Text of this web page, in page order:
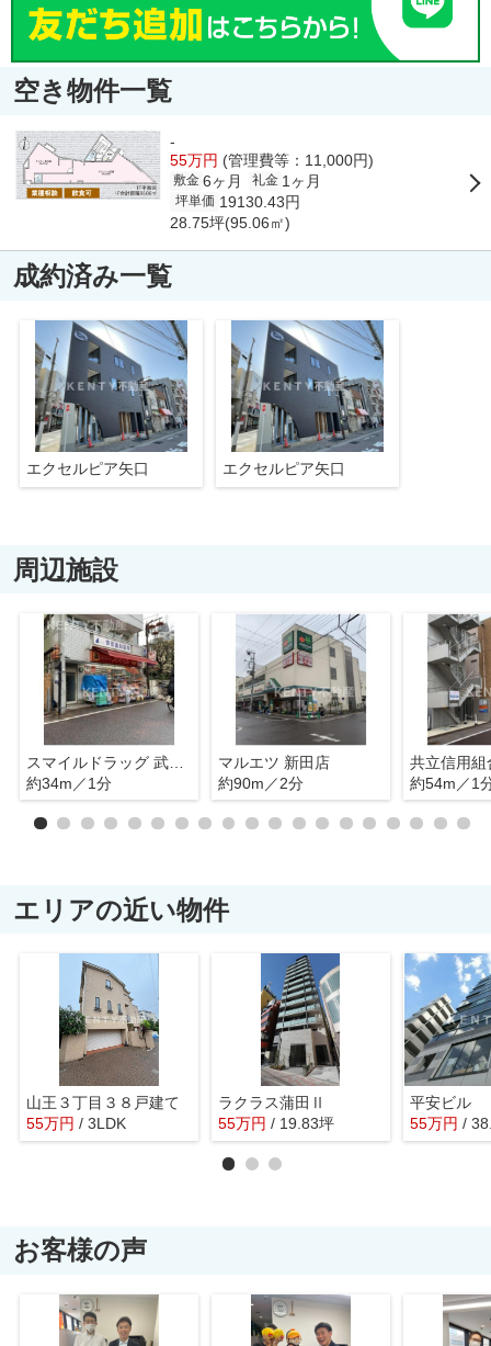
空き物件一覧
-
55万円 (管理費等：11,000円)
敷金 6ヶ月 礼金 1ヶ月
坪単価 19130.43円
28.75坪(95.06㎡)
成約済み一覧
エクセルピア矢口 エクセルピア矢口
周辺施設
スマイルドラッグ 武蔵新田店
約34m／1分
マルエツ 新田店
約90m／2分
約54m／1
エリアの近い物件
山王３丁目３８戸建て
55万円 / 3LDK
ラクラス蒲田Ⅱ
55万円 / 19.83坪
平安ビル
55万円 /
お客様の声